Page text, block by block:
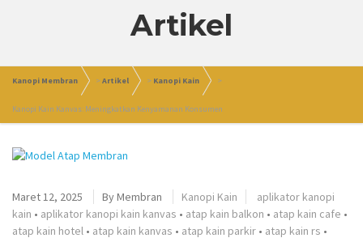
Artikel
Kanopi Membran >Artikel > Kanopi Kain >
Kanopi Kain Kanvas: Meningkatkan Kenyamanan Konsumen
Maret 12, 2025 ByMembran Kanopi Kain
aplikator kanopi
kain • aplikator kanopi kain kanvas • atap kain balkon • atap kain cafe •
atap kain hotel • atap kain kanvas • atap kain parkir • atap kain rs •